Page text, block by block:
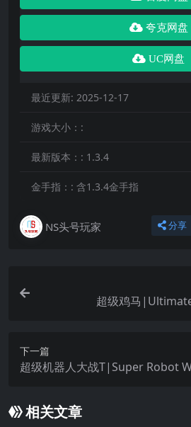
夸克网盘
UC网盘
最近更新: 2025-12-17
游戏大小：:
最新版本：: 1.3.4
金手指：: 含1.3.4金手指
NS头号玩家 分享
超级鸡马
下一篇
超级机器人大战T|Super Robot
相关文章